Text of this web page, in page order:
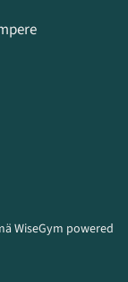
WiseGym powered